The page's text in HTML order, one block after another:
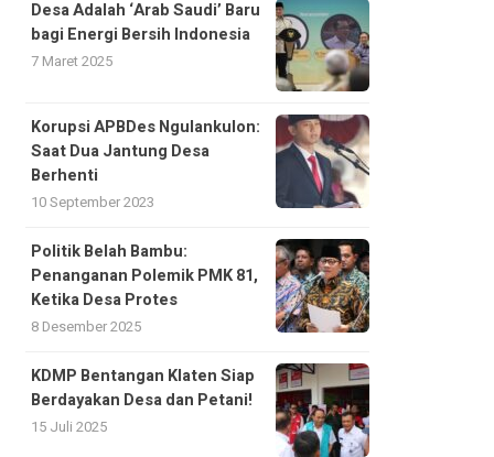
Desa Adalah ‘Arab Saudi’ Baru
bagi Energi Bersih Indonesia
7 Maret 2025
Korupsi APBDes Ngulankulon:
Saat Dua Jantung Desa
Berhenti
10 September 2023
Politik Belah Bambu:
Penanganan Polemik PMK 81,
Ketika Desa Protes
8 Desember 2025
KDMP Bentangan Klaten Siap
Berdayakan Desa dan Petani!
15 Juli 2025